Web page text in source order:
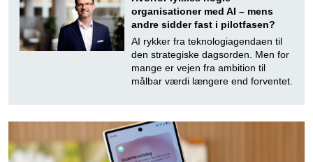
organisationer med AI – mens
andre sidder fast i pilotfasen?
AI rykker fra teknologiagendaen til
den strategiske dagsorden. Men for
mange er vejen fra ambition til
målbar værdi længere end forventet.